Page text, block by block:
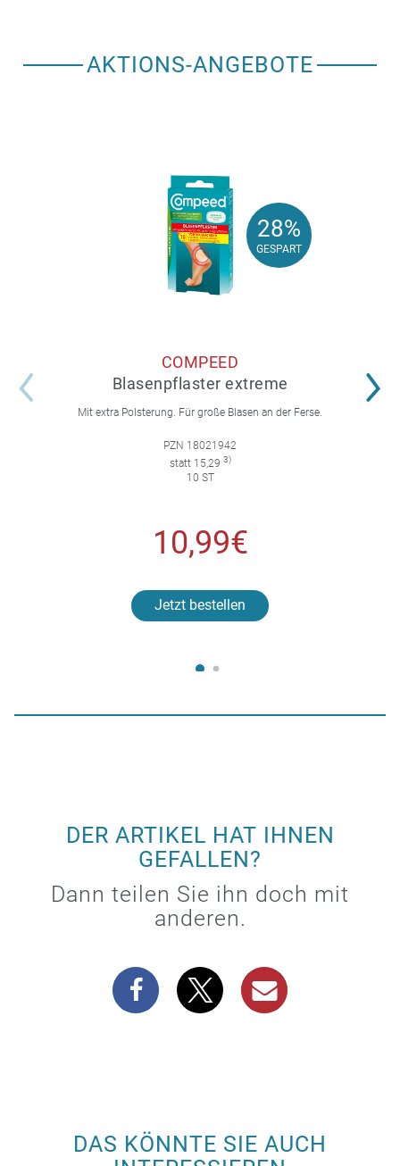
AKTIONS-ANGEBOTE
28%
GESPART
28%
GESPART
COMPEED
Blasenpflaster extreme
Mit extra Polsterung. Für große Blasen an der Ferse.
PZN 18021942
statt 15,29 3)
10 ST
10,99€
Jetzt bestellen
DER ARTIKEL HAT IHNEN
GEFALLEN?
Dann teilen Sie ihn doch mit
anderen.
DAS KÖNNTE SIE AUCH